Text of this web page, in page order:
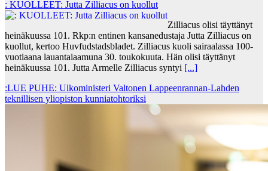
: KUOLLEET: Jutta Zilliacus on kuollut
Zilliacus olisi täyttänyt
heinäkuussa 101. Rkp:n entinen kansanedustaja Jutta Zilliacus on
kuollut, kertoo Huvfudstadsbladet. Zilliacus kuoli sairaalassa 100-
vuotiaana lauantaiaamuna 30. toukokuuta. Hän olisi täyttänyt
heinäkuussa 101. Jutta Armelle Zilliacus syntyi [...]
:LUE PUHE: Ulkoministeri Valtonen Lappeenrannan-Lahden
teknillisen yliopiston kunniatohtoriksi